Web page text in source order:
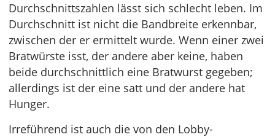
Durchschnittszahlen lässt sich schlecht leben. Im
Durchschnitt ist nicht die Bandbreite erkennbar,
zwischen der er ermittelt wurde. Wenn einer zwei
Bratwürste isst, der andere aber keine, haben
beide durchschnittlich eine Bratwurst gegeben;
allerdings ist der eine satt und der andere hat
Hunger.
Irreführend ist auch die von den Lobby-